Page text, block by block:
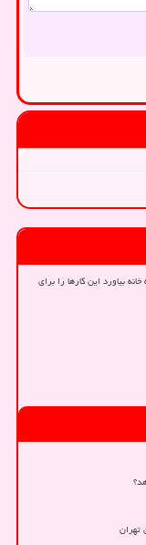
بیاورد این کارها را برای
تهران